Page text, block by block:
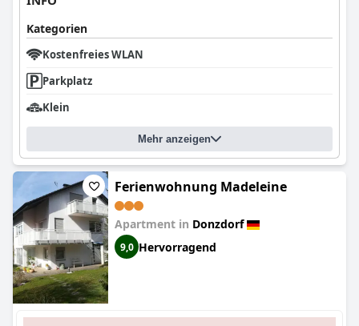
Kategorien
Kostenfreies WLAN
Parkplatz
Klein
Mehr anzeigen
Ferienwohnung Madeleine
Apartment in Donzdorf
9,0 Hervorragend